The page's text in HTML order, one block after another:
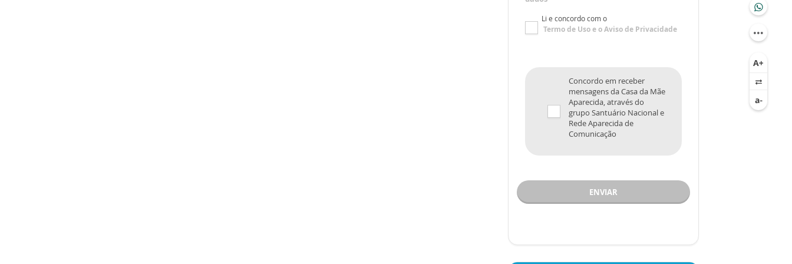
Li e concordo com o
Termo de Usoe oAviso de Privacidade
Concordo em receber
mensagens da Casa da Mãe
Aparecida, através do
grupo Santuário Nacional e
Rede Aparecida de
Comunicação
ENVIAR